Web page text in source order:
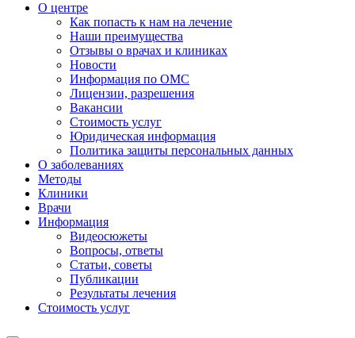
О центре
Как попасть к нам на лечение
Наши преимущества
Отзывы о врачах и клиниках
Новости
Информация по ОМС
Лицензии, разрешения
Вакансии
Стоимость услуг
Юридическая информация
Политика защиты персональных данных
О заболеваниях
Методы
Клиники
Врачи
Информация
Видеосюжеты
Вопросы, ответы
Статьи, советы
Публикации
Результаты лечения
Стоимость услуг